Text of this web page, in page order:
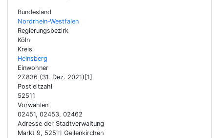
Bundesland
Nordrhein-Westfalen
Regierungsbezirk
Köln
Kreis
Heinsberg
Einwohner
27.836 (31. Dez. 2021)[1]
Postleitzahl
52511
Vorwahlen
02451, 02453, 02462
Adresse der Stadtverwaltung
Markt 9, 52511 Geilenkirchen